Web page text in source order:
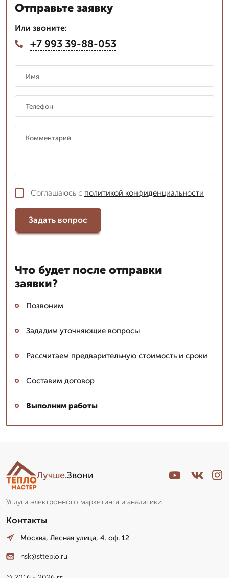
Отправьте заявку
Или звоните:
+7 993 39-88-053
Соглашаюсь с политикой конфиденциальности
Задать вопрос
Что будет после отправки
заявки?
Позвоним
Зададим уточняющие вопросы
Рассчитаем предварительную стоимость и сроки
Составим договор
Выполним работы
Лучше.Звони
Услуги электронного маркетинга и аналитики
Контакты
Москва, Лесная улица, 4. оф. 12
nsk@stteplo.ru